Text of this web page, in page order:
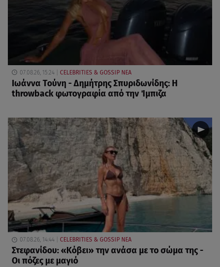
07.08.26, 15:24 CELEBRITIES & GOSSIP ΝΕΑ
Ιωάννα Τούνη - Δημήτρης Σπυριδωνίδης: Η
throwback φωτογραφία από την Ίμπιζα
07.08.26, 14:44 CELEBRITIES & GOSSIP ΝΕΑ
Στεφανίδου: «Κόβει» την ανάσα με το σώμα της -
Οι πόζες με μαγιό